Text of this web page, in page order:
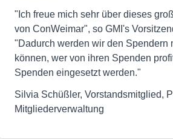
"Ich freue mich sehr über dieses
von ConWeimar", so GMI's
"Dadurch werden wir den Spendern
können, wer von ihren Spenden
Spenden eingesetzt werden."
Silvia Schüßler, Vorstandsmitglied,
Mitgliederverwaltung